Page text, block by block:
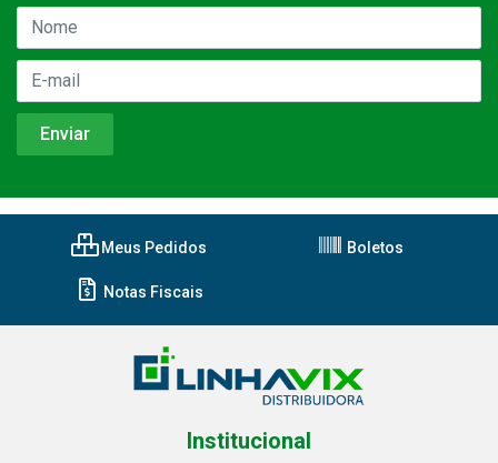
Meus Pedidos Boletos
Notas Fiscais
Institucional